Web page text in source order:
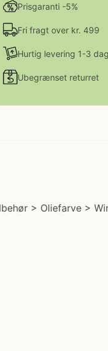
Prisgaranti -5%
Fri fragt over kr. 499
Hurtig levering 1-3
Ubegrænset returret
> Oliefarve >